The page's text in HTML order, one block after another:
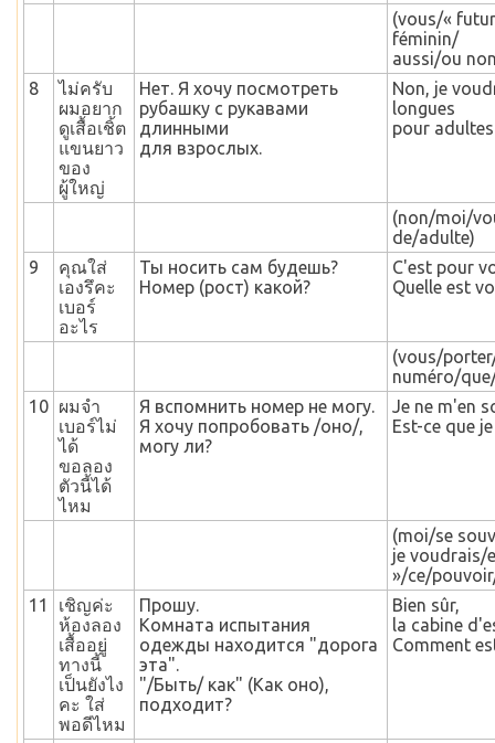
(vous/«
féminin/
aussi/ou
8
ไม่ครับ
ผมอยาก
ดูเสื้อเชิ้ต
แขนยาว
ของ
ผู้ใหญ่
Нет. Я хочу посмотреть
рубашку с рукавами
длинными
для взрослых.
Non, je
longues
pour
(non/moi/
de/adulte)
9
คุณใส่
เองรึคะ
เบอร์
อะไร
Ты носить сам будешь?
Номер (рост) какой?
C'est pour
Quelle est
(vous/
numéro/
10 ผมจำ
เบอร์ไม่
ได้
ขอลอง
ตัวนี้ได้
ไหม
Я вспомнить номер не могу.
Я хочу попробовать /оно/,
могу ли?
Je ne m'en
Est-ce que
(moi/se
je voudrais/
»/ce/
11
เชิญค่ะ
ห้องลอง
เสื้ออยู่
ทางนี้
เป็นยังไง
คะ ใส่
พอดีไหม
Прошу.
Комната испытания
одежды находится "дорога
эта".
"/Быть/ как" (Как оно),
подходит?
Bien sûr,
la cabine
Comment